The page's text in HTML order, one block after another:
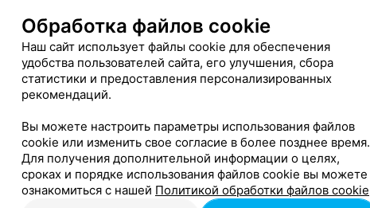
эффект. Результат супер, спасибо специалисту!
Все цены
Обработка файлов cookie
Наш сайт использует файлы cookie для обеспечения
удобства пользователей сайта, его улучшения, сбора
статистики и предоставления персонализированных
рекомендаций.
Вы можете настроить параметры использования файлов
cookie или изменить свое согласие в более позднее время.
Для получения дополнительной информации о целях,
сроках и порядке использования файлов cookie вы можете
ознакомиться с нашей Политикой обработки файлов cookie